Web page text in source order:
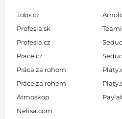
Jobs.cz
Profesia.sk
Profesia.cz
Prace.cz
Práca za rohom
Práce za rohem
Atmoskop
Nelisa.com